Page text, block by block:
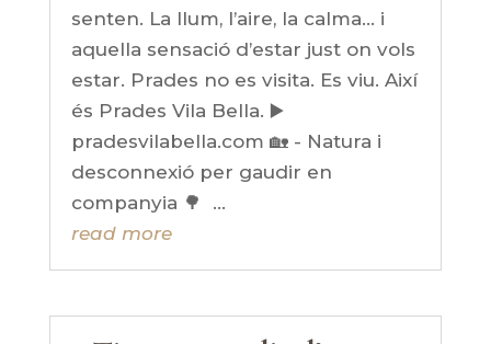
senten. La llum, l’aire, la calma… i
aquella sensació d’estar just on vols
estar. Prades no es visita. Es viu. Així
és Prades Vila Bella. ▶️
pradesvilabella.com 🏡 - Natura i
desconnexió per gaudir en
companyia 🌳 ...
read more